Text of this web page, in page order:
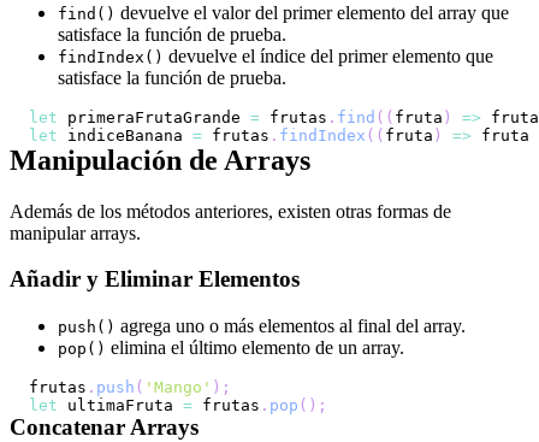
find() devuelve el valor del primer elemento del array que
satisface la función de prueba.
findIndex() devuelve el índice del primer elemento que
satisface la función de prueba.
let primeraFrutaGrande = frutas . find ( ( fruta ) => fruta
let indiceBanana = frutas . findIndex ( ( fruta ) => fruta
Manipulación de Arrays
Además de los métodos anteriores, existen otras formas de
manipular arrays.
Añadir y Eliminar Elementos
push() agrega uno o más elementos al final del array.
pop() elimina el último elemento de un array.
frutas . push ( 'Mango' ) ;
let ultimaFruta = frutas . pop ( ) ;
Concatenar Arrays